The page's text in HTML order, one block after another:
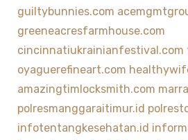
guiltybunnies.com
greeneacresfarmhouse.com
cincinnatiukrainianfestival.com
oyaguerefineart.com
amazingtimlocksmith.com
polresmanggaraitimur.id
infotentangkesehatan.id